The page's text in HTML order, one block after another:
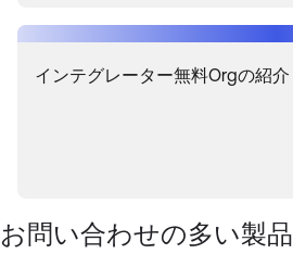
Okta Learning ↗
インテグレーター無料Orgの紹介
お問い合わせの多い製品